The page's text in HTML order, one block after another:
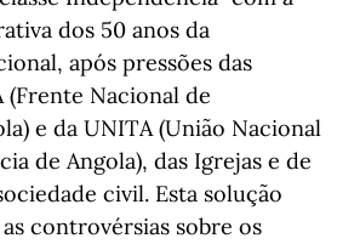
dos 50 anos da
após pressões das
(Frente Nacional de
e da UNITA (União Nacional
de Angola), das Igrejas e de
civil. Esta solução
controvérsias sobre os